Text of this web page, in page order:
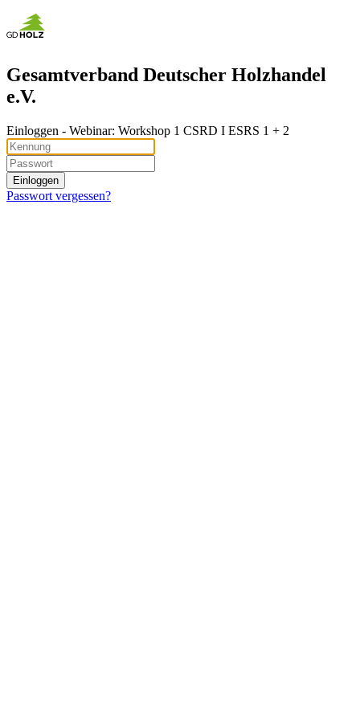
Gesamtverband Deutscher Holzhandel
e.V.
Ein­log­gen - Webinar: Workshop 1 CSRD I ESRS 1 + 2
Passwort vergessen?